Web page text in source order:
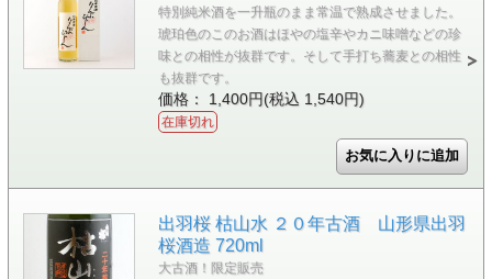
特別純米酒を一升瓶のまま常温で熟成させました。
琥珀色のこのお酒はほやの塩辛やカニ味噌などの珍
味との相性が抜群です。そして手打ち蕎麦との相性
も抜群です。
価格： 1,400円(税込 1,540円)
在庫切れ
出羽桜 枯山水 ２０年古酒 山形県出羽
桜酒造 720ml
大古酒！限定販売